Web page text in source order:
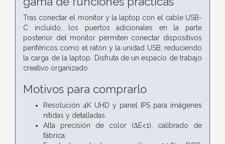
Tras conectar el monitor y la laptop con el cable USB-
C incluido, los puertos adicionales en la parte
posterior del monitor permiten conectar dispositivos
periféricos como el ratón y la unidad USB, reduciendo
la carga de la laptop. Disfruta de un espacio de trabajo
creativo organizado.
Motivos para comprarlo
Resolución 4K UHD y panel IPS para imágenes
nítidas y detalladas.
Alta precisión de color (ΔE<1), calibrado de
fábrica.